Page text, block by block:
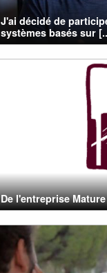
J'ai décidé de
systèmes basés sur
De l'entreprise